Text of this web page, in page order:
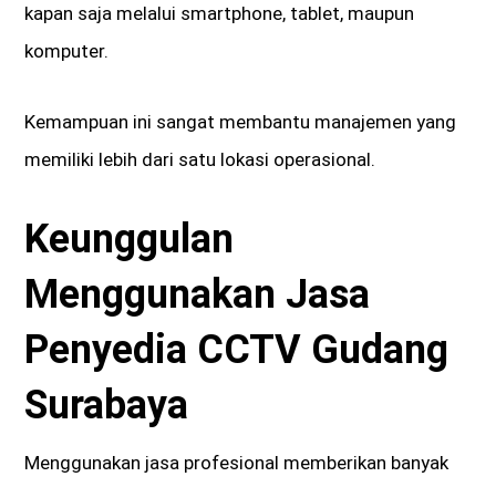
kapan saja melalui smartphone, tablet, maupun
komputer.
Kemampuan ini sangat membantu manajemen yang
memiliki lebih dari satu lokasi operasional.
Keunggulan
Menggunakan Jasa
Penyedia CCTV Gudang
Surabaya
Menggunakan jasa profesional memberikan banyak